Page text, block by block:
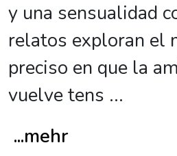
y una sensualidad
relatos exploran el
preciso en que la
vuelve tens ...
...mehr